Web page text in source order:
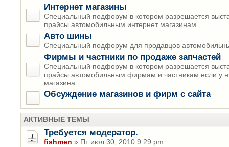
Интернет магазины
Специальный подфорум в котором разрешается
прайсы автомобильным интернет магазинам
Авто шины
Специальный подфорум для продавцов
Фирмы и частники по продаже запчастей
Специальный подфорум в котором разрешается
прайсы автомобильным фирмам и частникам если у
магазина.
Обсуждение магазинов и фирм с сайта
АКТИВНЫЕ ТЕМЫ
Требуется модератор.
fishmen » Пт июл 30, 2010 9:29 pm